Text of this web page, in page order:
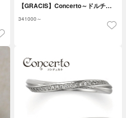
【GRACIS】Concerto～ドルチ…
341000～